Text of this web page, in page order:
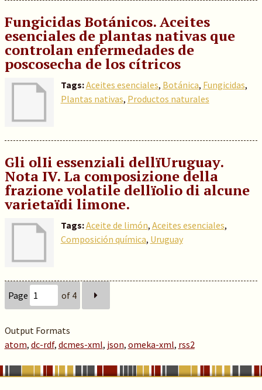
Fungicidas Botánicos. Aceites
esenciales de plantas nativas que
controlan enfermedades de
poscosecha de los cítricos
Tags:Aceites esenciales, Botánica, Fungicidas,
Plantas nativas, Productos naturales
Gli olIi essenziali dellïUruguay.
Nota IV. La composizione della
frazione volatile dellïolio di alcune
varietaïdi limone.
Tags:Aceite de limón, Aceites esenciales,
Composición química, Uruguay
Page of 4
Output Formats
atom, dc-rdf, dcmes-xml, json, omeka-xml, rss2